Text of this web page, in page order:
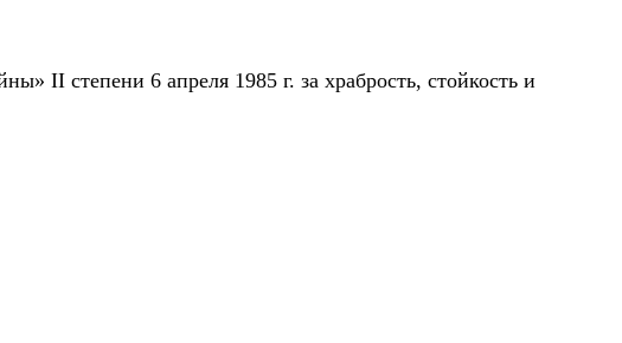
II степени 6 апреля 1985 г. за храбрость, стойкость и